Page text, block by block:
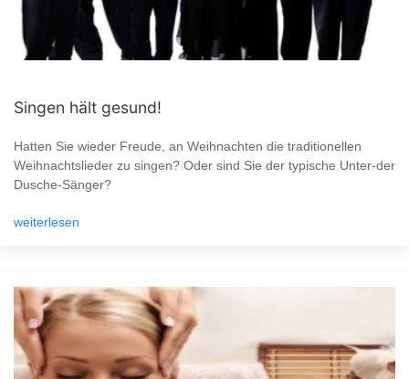
Singen hält gesund!
Hatten Sie wieder Freude, an Weihnachten die traditionellen
Weihnachtslieder zu singen? Oder sind Sie der typische Unter-der
Dusche-Sänger?
weiterlesen